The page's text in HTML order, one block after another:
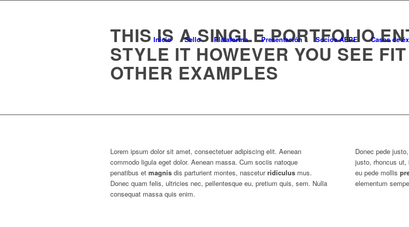
Inicio Sello Plataforma Presentación Socios AEPE Casos de
THIS IS A SINGLE PORTFOLIO
STYLE IT HOWEVER YOU SEE
OTHER EXAMPLES
Lorem ipsum dolor sit amet, consectetuer adipiscing elit. Aenean
commodo ligula eget dolor. Aenean massa. Cum sociis natoque
penatibus et magnis dis parturient montes, nasceturridiculus mus.
Donec quam felis, ultricies nec, pellentesque eu, pretium quis, sem. Nulla
consequat massa quis enim.
Donec pede
justo, rhoncus
eu pede mollis
elementum